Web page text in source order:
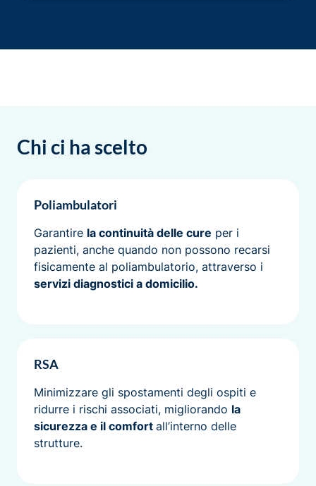
Chi ci ha scelto
Poliambulatori
Garantire la continuità delle cure per i
pazienti, anche quando non possono recarsi
fisicamente al poliambulatorio, attraverso i
servizi diagnostici a domicilio.
RSA
Minimizzare gli spostamenti degli ospiti e
ridurre i rischi associati, migliorando la
sicurezza e il comfort all’interno delle
strutture.